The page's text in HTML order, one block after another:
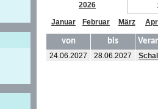
2026
Januar
Februar März
von bis
24.06.2027 28.06.2027